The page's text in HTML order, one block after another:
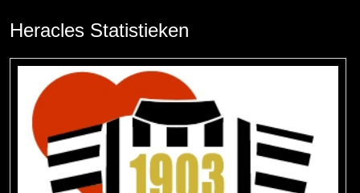
Heracles Statistieken